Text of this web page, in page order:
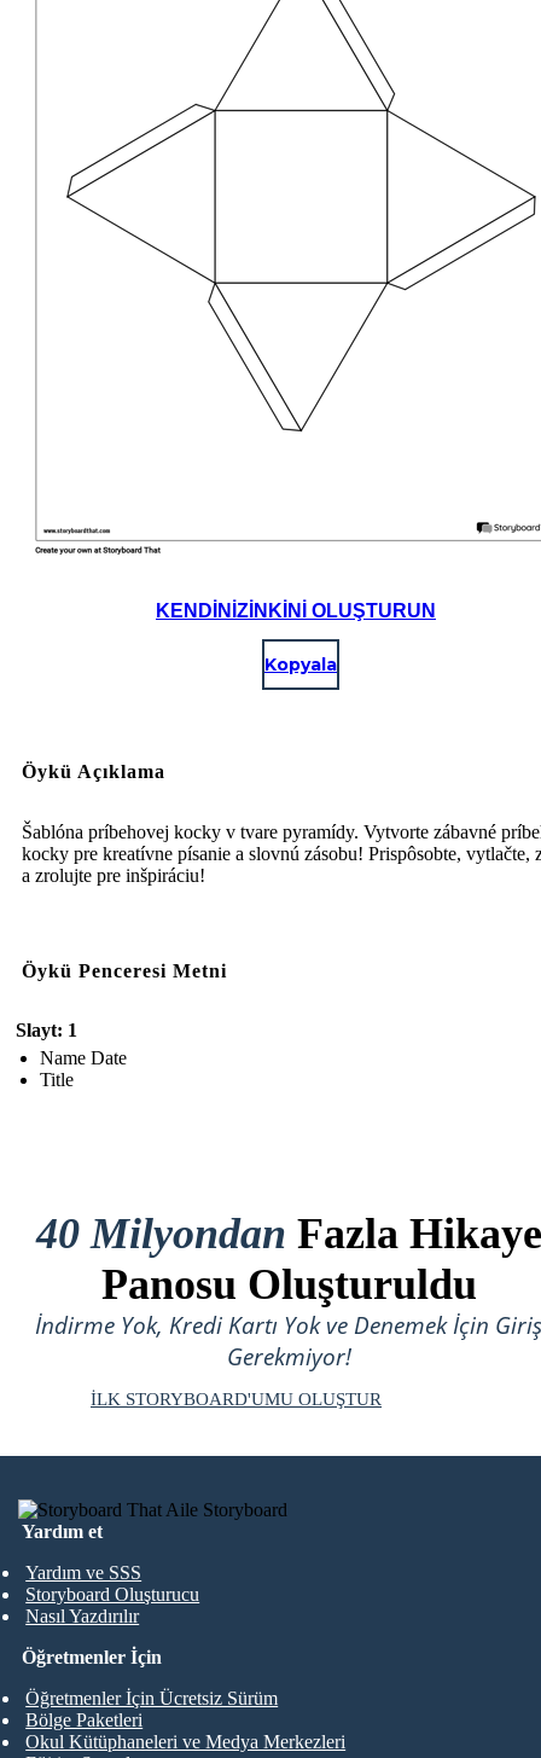
KENDINIZINKINI OLUŞTURUN
Kopyala
Öykü Açıklama
Šablóna príbehovej kocky v tvare pyramídy. Vytvorte zábavné
kocky pre kreatívne písanie a slovnú zásobu! Prispôsobte, vytlačte,
a zrolujte pre inšpiráciu!
Öykü Penceresi Metni
Slayt: 1
Name Date
Title
40 Milyondan Fazla Hikaye
Panosu Oluşturuldu
İndirme Yok, Kredi Kartı Yok ve Denemek İçin Giriş
Gerekmiyor!
İLK STORYBOARD'UMU OLUŞTUR
Yardım et
Yardım ve SSS
Storyboard Oluşturucu
Nasıl Yazdırılır
Öğretmenler İçin
Öğretmenler İçin Ücretsiz Sürüm
Bölge Paketleri
Okul Kütüphaneleri ve Medya Merkezleri